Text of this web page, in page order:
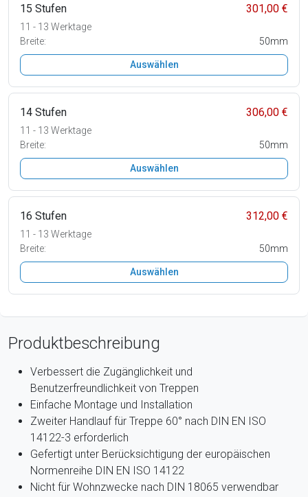
15 Stufen 301,00 €
11 - 13 Werktage
Breite:
50mm
Auswählen
14 Stufen 306,00 €
11 - 13 Werktage
Breite:
50mm
Auswählen
16 Stufen 312,00 €
11 - 13 Werktage
Breite:
50mm
Auswählen
Produktbeschreibung
Verbessert die Zugänglichkeit und
Benutzerfreundlichkeit von Treppen
Einfache Montage und Installation
Zweiter Handlauf für Treppe 60° nach DIN EN ISO
14122-3 erforderlich
Gefertigt unter Berücksichtigung der europäischen
Normenreihe DIN EN ISO 14122
Nicht für Wohnzwecke nach DIN 18065 verwendbar